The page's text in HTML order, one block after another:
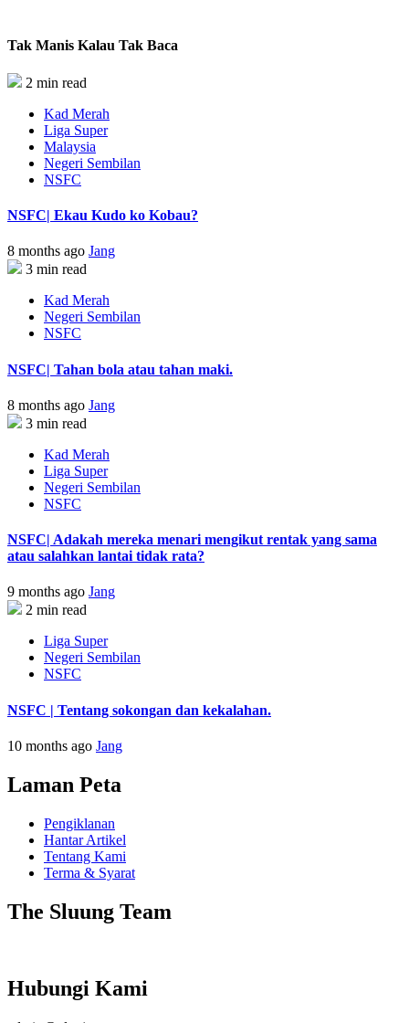
Tak Manis Kalau Tak Baca
2 min read
Kad Merah
Liga Super
Malaysia
Negeri Sembilan
NSFC
NSFC| Ekau Kudo ko Kobau?
8 months ago Jang
3 min read
Kad Merah
Negeri Sembilan
NSFC
NSFC| Tahan bola atau tahan maki.
8 months ago Jang
3 min read
Kad Merah
Liga Super
Negeri Sembilan
NSFC
NSFC| Adakah mereka menari mengikut rentak yang sama
atau salahkan lantai tidak rata?
9 months ago Jang
2 min read
Liga Super
Negeri Sembilan
NSFC
NSFC | Tentang sokongan dan kekalahan.
10 months ago Jang
Laman Peta
Pengiklanan
Hantar Artikel
Tentang Kami
Terma & Syarat
The Sluung Team
Hubungi Kami